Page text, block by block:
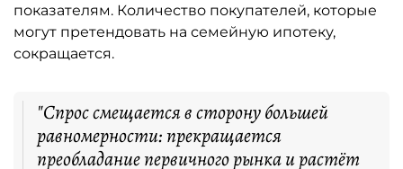
показателям. Количество покупателей, которые
могут претендовать на семейную ипотеку,
сокращается.
"Спрос смещается в сторону большей
равномерности: прекращается
преобладание первичного рынка и растёт